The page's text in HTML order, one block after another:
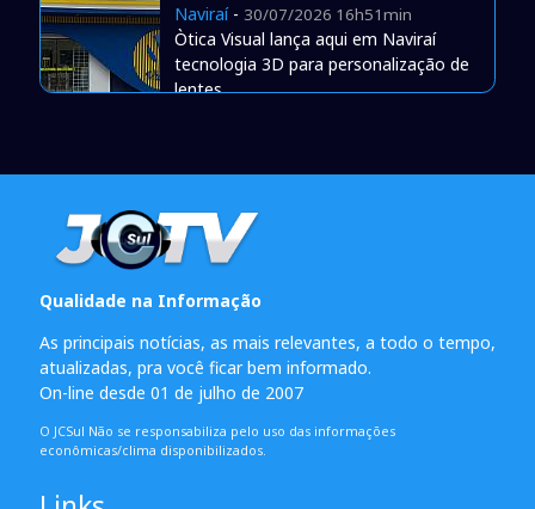
Naviraí- 30/07/2026 16h51min
Òtica Visual lança aqui em Naviraí
tecnologia 3D para personalização de
lentes
Qualidade na Informação
As principais notícias, as mais relevantes, a todo o tempo,
atualizadas, pra você ficar bem informado.
On-line desde 01 de julho de 2007
O JCSul Não se responsabiliza pelo uso das informações
econômicas/clima disponibilizados.